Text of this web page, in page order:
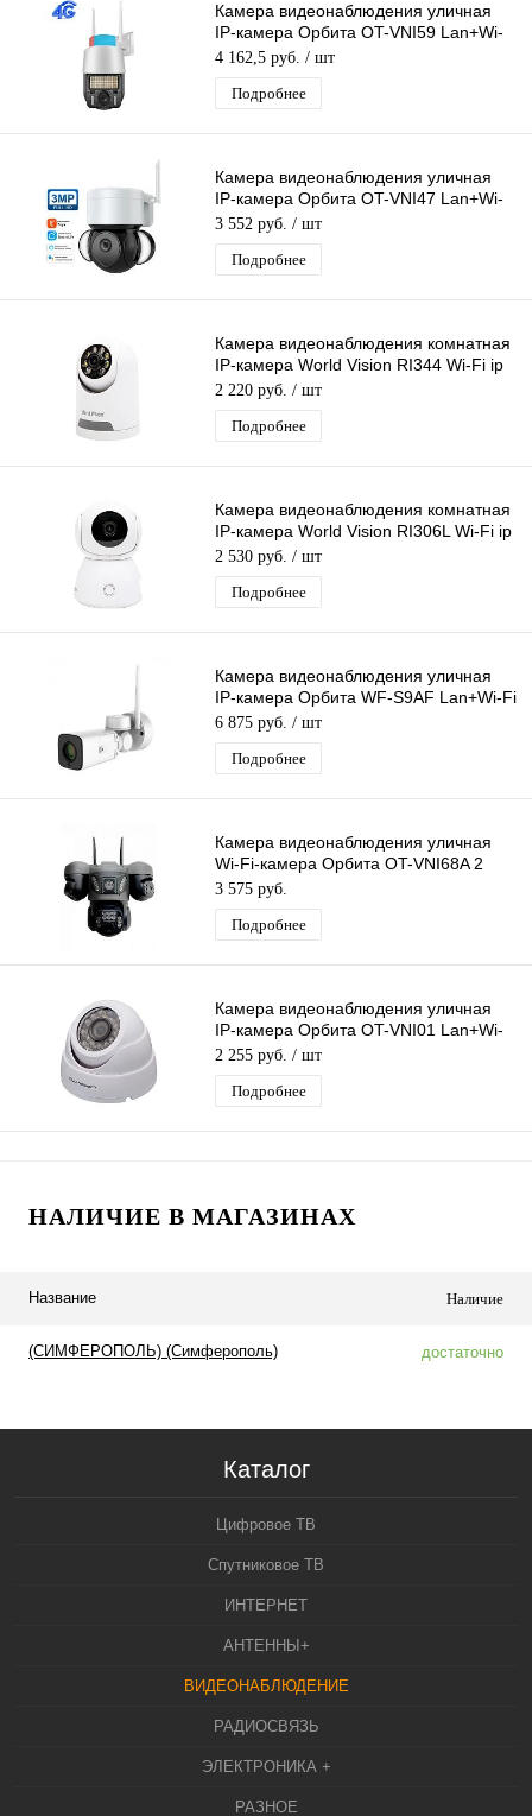
Камера видеонаблюдения уличная
IP-камера Орбита OT-VNI59 Lan+Wi-
Fi камера 3 Mpix 3,6мм для дома и др
4 162,5 руб. / шт
Подробнее
Камера видеонаблюдения уличная
IP-камера Орбита OT-VNI47 Lan+Wi-
Fi камера 3 Mpix 3,6мм для дома и др
3 552 руб. / шт
Подробнее
Камера видеонаблюдения комнатная
IP-камера World Vision RI344 Wi-Fi ip
камера 3 Mpix 3,6мм
2 220 руб. / шт
Подробнее
Камера видеонаблюдения комнатная
IP-камера World Vision RI306L Wi-Fi ip
камера 3 Mpix 3,6мм
2 530 руб. / шт
Подробнее
Камера видеонаблюдения уличная
IP-камера Орбита WF-S9AF Lan+Wi-Fi
камера 2 Mpix 3,6мм для дома и др.
6 875 руб. / шт
Подробнее
Камера видеонаблюдения уличная
Wi-Fi-камера Орбита OT-VNI68A 2
Mpix 3 HD камеры
3 575 руб.
Подробнее
Камера видеонаблюдения уличная
IP-камера Орбита OT-VNI01 Lan+Wi-
Fi камера 2 Mpix 3,6мм для дома и др
2 255 руб. / шт
Подробнее
НАЛИЧИЕ В МАГАЗИНАХ
Название Наличие
(СИМФЕРОПОЛЬ) (Симферополь) достаточно
Каталог
Цифровое ТВ
Спутниковое ТВ
ИНТЕРНЕТ
АНТЕННЫ+
ВИДЕОНАБЛЮДЕНИЕ
РАДИОСВЯЗЬ
ЭЛЕКТРОНИКА +
РАЗНОЕ